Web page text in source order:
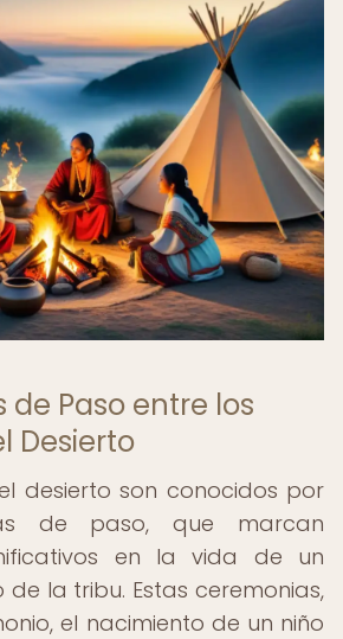
Paso entre los
Desierto
desierto son conocidos por
de paso, que marcan
en la vida de un
la tribu. Estas ceremonias,
el nacimiento de un niño